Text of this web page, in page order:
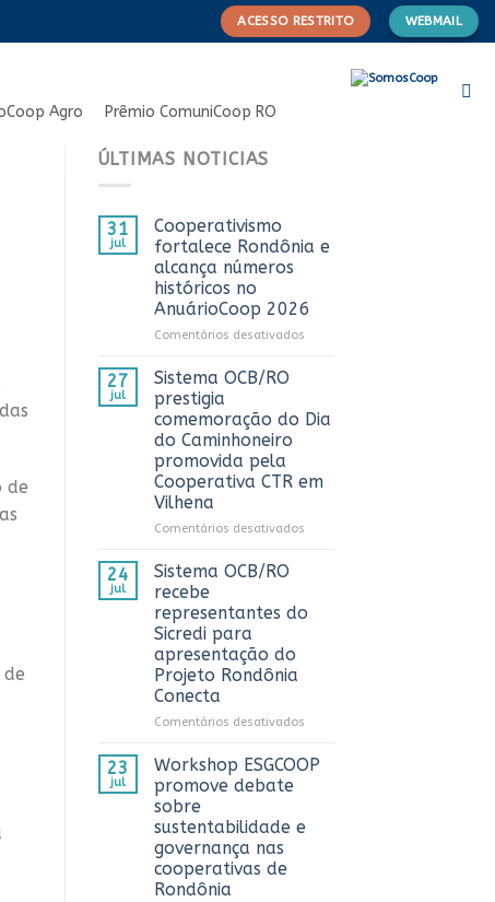
ACESSO RESTRITO WEBMAIL
Agro Prêmio ComuniCoop RO
de
ÚLTIMAS NOTICIAS
31
jul
Cooperativismo
fortalece Rondônia e
alcança números
históricos no
AnuárioCoop 2026
Comentários desativadosem
alcança
no
27
jul
Sistema OCB/RO
prestigia
comemoração do Dia
do Caminhoneiro
promovida pela
Cooperativa CTR em
Vilhena
Comentários desativadosem
do
em
24
jul
Sistema OCB/RO
recebe
representantes do
Sicredi para
apresentação do
Projeto Rondônia
Conecta
Comentários desativadosem
OCB/RO
Sicredi
23
jul
Workshop ESGCOOP
promove debate
sobre
sustentabilidade e
governança nas
cooperativas de
Rondônia